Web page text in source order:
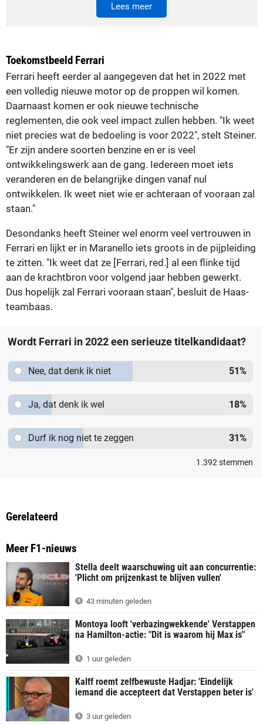
Lees meer
Toekomstbeeld Ferrari
Ferrari heeft eerder al aangegeven dat het in 2022 met
een volledig nieuwe motor op de proppen wil komen.
Daarnaast komen er ook nieuwe technische
reglementen, die ook veel impact zullen hebben. "Ik weet
niet precies wat de bedoeling is voor 2022", stelt Steiner.
"Er zijn andere soorten benzine en er is veel
ontwikkelingswerk aan de gang. Iedereen moet iets
veranderen en de belangrijke dingen vanaf nul
ontwikkelen. Ik weet niet wie er achteraan of vooraan zal
staan."
Desondanks heeft Steiner wel enorm veel vertrouwen in
Ferrari en lijkt er in Maranello iets groots in de pijpleiding
te zitten. "Ik weet dat ze [Ferrari, red.] al een flinke tijd
aan de krachtbron voor volgend jaar hebben gewerkt.
Dus hopelijk zal Ferrari vooraan staan", besluit de Haas-
teambaas.
Wordt Ferrari in 2022 een serieuze titelkandidaat?
Nee, dat denk ik niet 51%
Ja, dat denk ik wel 18%
Durf ik nog niet te zeggen 31%
1.392 stemmen
Gerelateerd
Meer F1-nieuws
Stella deelt waarschuwing uit aan concurrentie:
'Plicht om prijzenkast te blijven vullen'
43 minuten geleden
Montoya looft 'verbazingwekkende' Verstappen
na Hamilton-actie: "Dit is waarom hij Max is"
1 uur geleden
Kalff roemt zelfbewuste Hadjar: 'Eindelijk
iemand die accepteert dat Verstappen beter is'
3 uur geleden